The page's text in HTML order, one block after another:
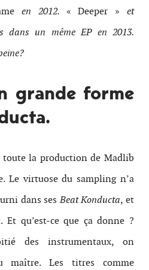
en 2012. « Deeper » et
dans un même EP en 2013.
grande forme
toute la production de Madlib
Le virtuose du sampling n’a
dans sesBeat Konducta, et
qu’est-ce que ça donne ?
des instrumentaux, on
maître. Les titres comme